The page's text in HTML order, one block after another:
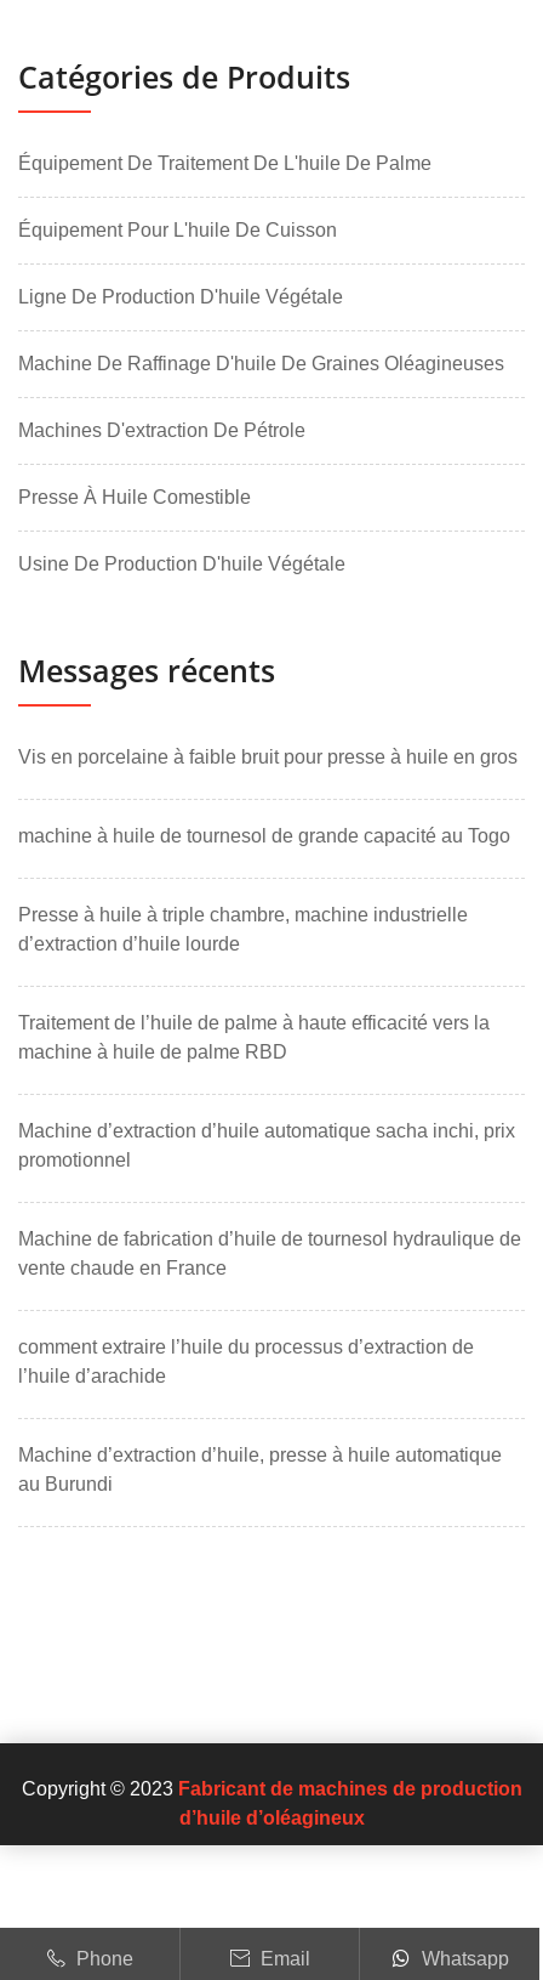
Catégories de Produits
Équipement De Traitement De L'huile De Palme
Équipement Pour L'huile De Cuisson
Ligne De Production D'huile Végétale
Machine De Raffinage D'huile De Graines Oléagineuses
Machines D'extraction De Pétrole
Presse À Huile Comestible
Usine De Production D'huile Végétale
Messages récents
Vis en porcelaine à faible bruit pour presse à huile en gros
machine à huile de tournesol de grande capacité au Togo
Presse à huile à triple chambre, machine industrielle
d’extraction d’huile lourde
Traitement de l’huile de palme à haute efficacité vers la
machine à huile de palme RBD
Machine d’extraction d’huile automatique sacha inchi, prix
promotionnel
Machine de fabrication d’huile de tournesol hydraulique de
vente chaude en France
comment extraire l’huile du processus d’extraction de
l’huile d’arachide
Machine d’extraction d’huile, presse à huile automatique
au Burundi
Copyright © 2023 Fabricant de machines de production
d’huile d’oléagineux
Phone Email Whatsapp